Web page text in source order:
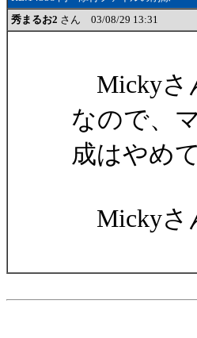
秀まるお2 さん 03/08/29 13:31
Mickyさ
なので、
成はやめ
Mickyさ